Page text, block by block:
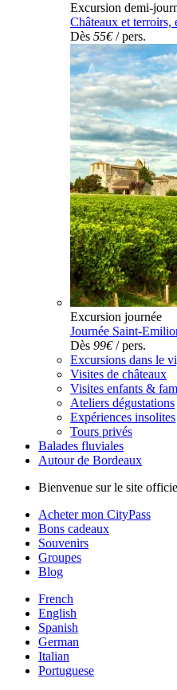
Excursion demi-
Châteaux et terroirs,
Dès 55€/ pers.
Excursion journée
Journée Saint-
Dès 99€/ pers.
Excursions dans le
Visites de châteaux
Visites enfants &
Ateliers dégustations
Expériences insolites
Tours privés
Balades fluviales
Autour de Bordeaux
Bienvenue sur le site
Acheter mon CityPass
Bons cadeaux
Souvenirs
Groupes
Blog
French
English
Spanish
German
Italian
Portuguese